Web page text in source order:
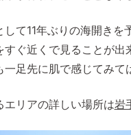
して11年ぶりの海開き
すぐ近くで見ることが
一足先に肌で感じてみて
エリアの詳しい場所は岩